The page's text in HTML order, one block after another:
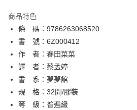
相關說明
【關於「AFTEE先享後付」】
AFTEE先享後付是「在收到商品之後才付款」
便利好安心！
１．簡單：不需註冊會員、不需綁卡、不需儲
２．便利：只要手機號碼，簡訊認證，即可結
３．安心：先確認商品／服務後，再付款。
【「AFTEE先享後付」結帳流程】
１．於結帳方式選擇「AFTEE先享後付」後，
ATM付款
運送方式
全家取貨付款
每筆NT$80，滿NT$500(含以上)免運費
商品特色
條 碼：9786263068520
書 號：6Z000412
作 者：春田菜菜
譯 者：蔡孟婷
書 系：夢夢館
規 格：32開/膠裝
等 級：普遍級